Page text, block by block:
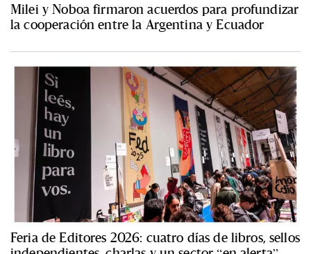
Milei y Noboa firmaron acuerdos para profundizar
la cooperación entre la Argentina y Ecuador
Feria de Editores 2026: cuatro días de libros, sellos